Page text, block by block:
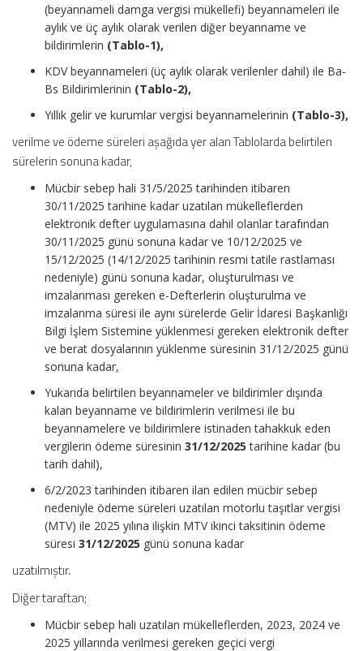
(beyannameli damga vergisi mükellefi) beyannameleri ile
aylık ve üç aylık olarak verilen diğer beyanname ve
bildirimlerin (Tablo-1),
KDV beyannameleri (üç aylık olarak verilenler dahil) ile Ba-
Bs Bildirimlerinin (Tablo-2),
Yıllık gelir ve kurumlar vergisi beyannamelerinin (Tablo-3),
verilme ve ödeme süreleri aşağıda yer alan Tablolarda belirtilen
sürelerin sonuna kadar,
Mücbir sebep hali 31/5/2025 tarihinden itibaren
30/11/2025 tarihine kadar uzatılan mükelleflerden
elektronik defter uygulamasına dahil olanlar tarafından
30/11/2025 günü sonuna kadar ve 10/12/2025 ve
15/12/2025 (14/12/2025 tarihinin resmi tatile rastlaması
nedeniyle) günü sonuna kadar, oluşturulması ve
imzalanması gereken e-Defterlerin oluşturulma ve
imzalanma süresi ile aynı sürelerde Gelir İdaresi Başkanlığı
Bilgi İşlem Sistemine yüklenmesi gereken elektronik defter
ve berat dosyalarının yüklenme süresinin 31/12/2025 günü
sonuna kadar,
Yukarıda belirtilen beyannameler ve bildirimler dışında
kalan beyanname ve bildirimlerin verilmesi ile bu
beyannamelere ve bildirimlere istinaden tahakkuk eden
vergilerin ödeme süresinin 31/12/2025 tarihine kadar (bu
tarih dahil),
6/2/2023 tarihinden itibaren ilan edilen mücbir sebep
nedeniyle ödeme süreleri uzatılan motorlu taşıtlar vergisi
(MTV) ile 2025 yılına ilişkin MTV ikinci taksitinin ödeme
süresi 31/12/2025 günü sonuna kadar
uzatılmıştır.
Diğer taraftan;
Mücbir sebep hali uzatılan mükelleflerden, 2023, 2024 ve
2025 yıllarında verilmesi gereken geçici vergi